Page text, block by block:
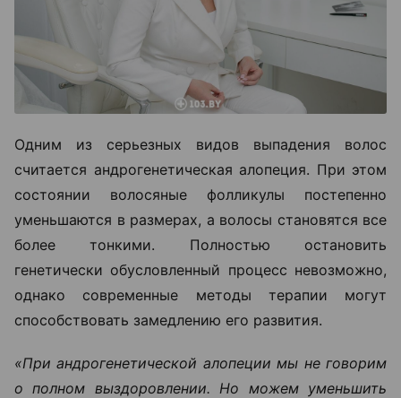
Одним из серьезных видов выпадения волос
считается андрогенетическая алопеция. При этом
состоянии волосяные фолликулы постепенно
уменьшаются в размерах, а волосы становятся все
более тонкими. Полностью остановить
генетически обусловленный процесс невозможно,
однако современные методы терапии могут
способствовать замедлению его развития.
«При андрогенетической алопеции мы не говорим
о полном выздоровлении. Но можем уменьшить